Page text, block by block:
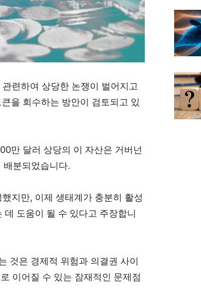
련하여 상당한 논쟁이 벌어지고
을 회수하는 방안이 검토되고 있
만 달러 상당의 이 자산은 거버넌
분되었습니다.
지만, 이제 생태계가 충분히 활성
도움이 될 수 있다고 주장합니
것은 경제적 위험과 의결권 사이
이어질 수 있는 잠재적인 문제점